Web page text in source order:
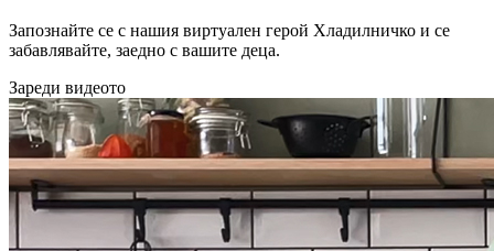
Запознайте се с нашия виртуален герой Хладилничко и се
забавлявайте, заедно с вашите деца.
Зареди видеото